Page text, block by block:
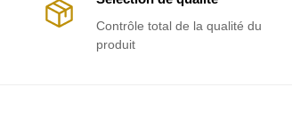
Contrôle total de la qualité du
produit